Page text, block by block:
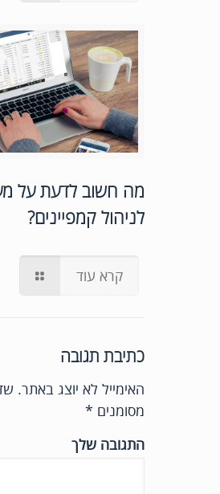
מה חשוב לדעת על
לניהול קמפיינים?
קרא עוד
כתיבת תגובה
האימייל לא יוצג באתר.
מסומנים *
התגובה שלך